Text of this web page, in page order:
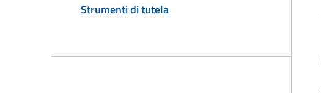
Strumenti di tutela